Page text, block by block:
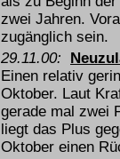
zwei Jahren.
zugänglich sein.
29.11.00:
Einen relativ
Oktober. Laut
gerade mal zwei
liegt das Plus
Oktober einen